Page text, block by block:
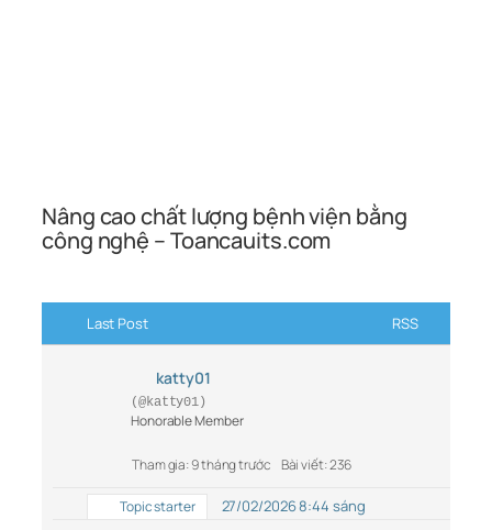
Nâng cao chất lượng bệnh viện bằng
công nghệ – Toancauits.com
Last Post RSS
katty01
(@katty01)
Honorable Member
Tham gia: 9 tháng trước Bài viết: 236
Topic starter 27/02/2026 8:44 sáng